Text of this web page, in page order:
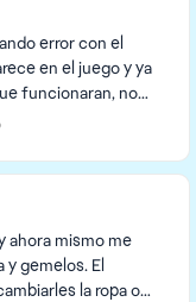
error con el
en el juego y ya
funcionaran, no
con eso. ...
ahora mismo me
y gemelos. El
la ropa o